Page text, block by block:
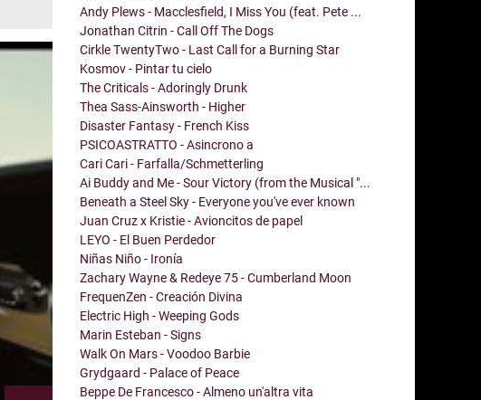
Andy Plews - Macclesfield, I Miss You (feat. Pete ...
Jonathan Citrin - Call Off The Dogs
Cirkle TwentyTwo - Last Call for a Burning Star
Kosmov - Pintar tu cielo
The Criticals - Adoringly Drunk
Thea Sass-Ainsworth - Higher
Disaster Fantasy - French Kiss
PSICOASTRATTO - Asincrono a
Cari Cari - Farfalla/Schmetterling
Ai Buddy and Me - Sour Victory (from the Musical "...
Beneath a Steel Sky - Everyone you've ever known
Juan Cruz x Kristie - Avioncitos de papel
LEYO - El Buen Perdedor
Niñas Niño - Ironía
Zachary Wayne & Redeye 75 - Cumberland Moon
FrequenZen - Creación Divina
Electric High - Weeping Gods
Marin Esteban - Signs
Walk On Mars - Voodoo Barbie
Grydgaard - Palace of Peace
Beppe De Francesco - Almeno un'altra vita